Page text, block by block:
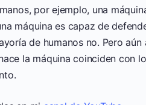
por ejemplo, una
máquina es capaz de
de humanos no. Pero
la máquina coinciden con